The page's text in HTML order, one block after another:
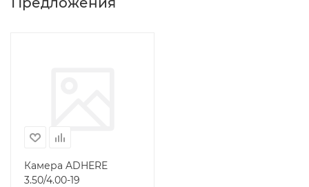
Камера ADHERE
3.50/4.00-19